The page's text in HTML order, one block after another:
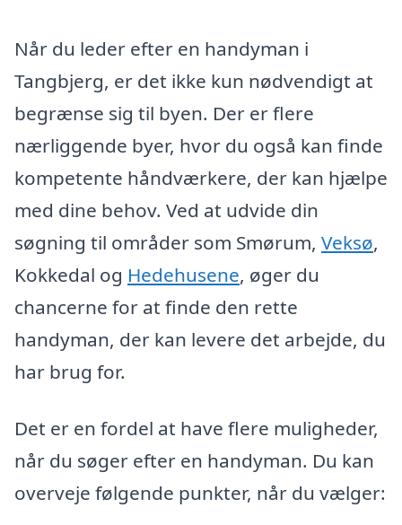
Når du leder efter en handyman i
Tangbjerg, er det ikke kun nødvendigt at
begrænse sig til byen. Der er flere
nærliggende byer, hvor du også kan finde
kompetente håndværkere, der kan hjælpe
med dine behov. Ved at udvide din
søgning til områder som Smørum, Veksø,
Kokkedal og Hedehusene, øger du
chancerne for at finde den rette
handyman, der kan levere det arbejde, du
har brug for.
Det er en fordel at have flere muligheder,
når du søger efter en handyman. Du kan
overveje følgende punkter, når du vælger: